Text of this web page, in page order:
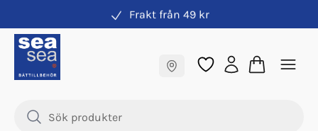
Frakt från 49 kr
Samma pris online & i butik
Impeller & vattenpump